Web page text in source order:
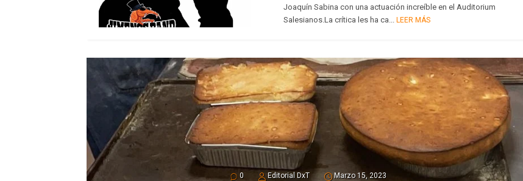
Joaquín Sabina con una actuación increíble en el Auditorium
Salesianos.La crítica les ha ca... LEER MÁS
0 Editorial DxT Agosto 20, 2022